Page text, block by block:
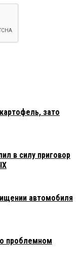
зато
в силу приговор
автомобиля
проблемном